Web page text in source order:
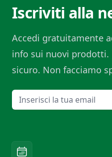
Iscriviti alla
Accedi gratuitamente
info sui nuovi prodotti.
sicuro. Non facciamo
Email